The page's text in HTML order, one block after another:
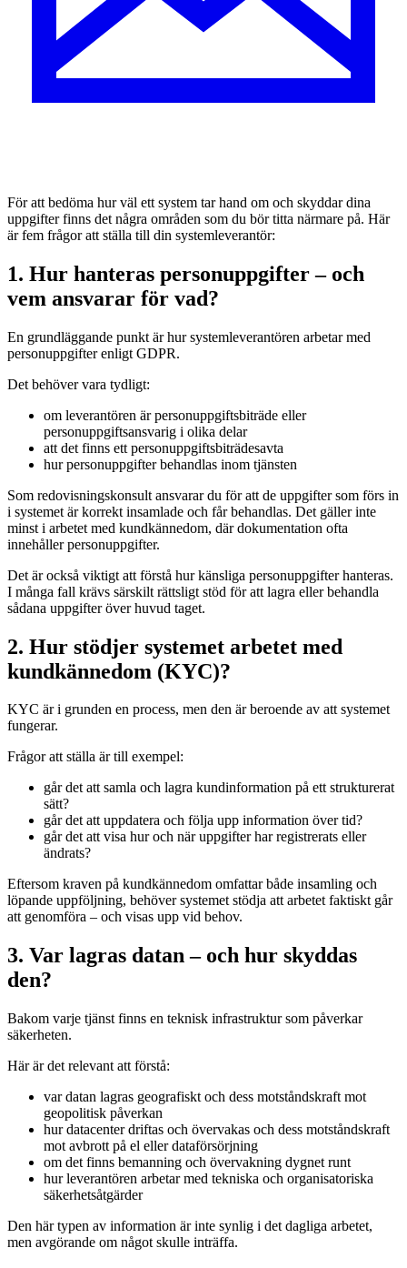
För att bedöma hur väl ett system tar hand om och skyddar dina
uppgifter finns det några områden som du bör titta närmare på. Här
är fem frågor att ställa till din systemleverantör:
1. Hur hanteras personuppgifter – och
vem ansvarar för vad?
En grundläggande punkt är hur systemleverantören arbetar med
personuppgifter enligt GDPR.
Det behöver vara tydligt:
om leverantören är personuppgiftsbiträde eller
personuppgiftsansvarig i olika delar
att det finns ett personuppgiftsbiträdesavta
hur personuppgifter behandlas inom tjänsten
Som redovisningskonsult ansvarar du för att de uppgifter som förs in
i systemet är korrekt insamlade och får behandlas. Det gäller inte
minst i arbetet med kundkännedom, där dokumentation ofta
innehåller personuppgifter.
Det är också viktigt att förstå hur känsliga personuppgifter hanteras.
I många fall krävs särskilt rättsligt stöd för att lagra eller behandla
sådana uppgifter över huvud taget.
2. Hur stödjer systemet arbetet med
kundkännedom (KYC)?
KYC är i grunden en process, men den är beroende av att systemet
fungerar.
Frågor att ställa är till exempel:
går det att samla och lagra kundinformation på ett strukturerat
sätt?
går det att uppdatera och följa upp information över tid?
går det att visa hur och när uppgifter har registrerats eller
ändrats?
Eftersom kraven på kundkännedom omfattar både insamling och
löpande uppföljning, behöver systemet stödja att arbetet faktiskt går
att genomföra – och visas upp vid behov.
3. Var lagras datan – och hur skyddas
den?
Bakom varje tjänst finns en teknisk infrastruktur som påverkar
säkerheten.
Här är det relevant att förstå:
var datan lagras geografiskt och dess motståndskraft mot
geopolitisk påverkan
hur datacenter driftas och övervakas och dess motståndskraft
mot avbrott på el eller dataförsörjning
om det finns bemanning och övervakning dygnet runt
hur leverantören arbetar med tekniska och organisatoriska
säkerhetsåtgärder
Den här typen av information är inte synlig i det dagliga arbetet,
men avgörande om något skulle inträffa.